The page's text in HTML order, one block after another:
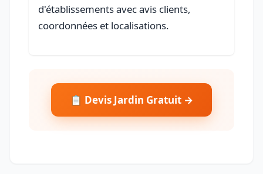
d'établissements avec avis clients,
coordonnées et localisations.
📋 Devis Jardin Gratuit →